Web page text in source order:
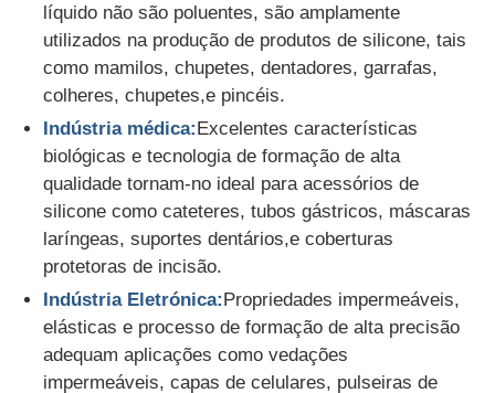
Controle de Qualidade
Fale Conosco
notícias
Todos os casos
Pedir um orçamento
Máquina de moldagem por injeção LSR
líquido não são poluentes, são amplamente
utilizados na produção de produtos de silicone, tais
como mamilos, chupetes, dentadores, garrafas,
colheres, chupetes,e pincéis.
Indústria médica:Excelentes características
biológicas e tecnologia de formação de alta
qualidade tornam-no ideal para acessórios de
silicone como cateteres, tubos gástricos, máscaras
laríngeas, suportes dentários,e coberturas
protetoras de incisão.
Indústria Eletrónica:Propriedades impermeáveis,
elásticas e processo de formação de alta precisão
adequam aplicações como vedações
impermeáveis, capas de celulares, pulseiras de